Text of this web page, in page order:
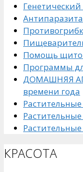
Генетический
Помощь
Программы
ДОМАШНЯЯ
времени года
КРАСОТА